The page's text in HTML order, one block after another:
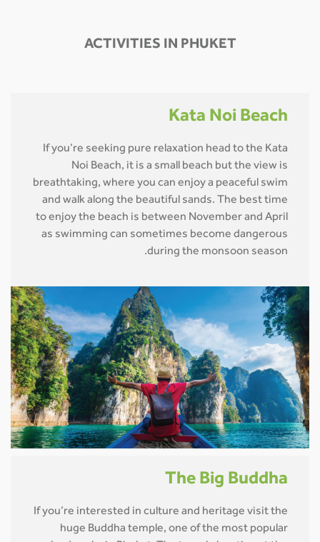
ACTIVITIES IN PHUKET
Kata Noi Beach
If you’re seeking pure relaxation head to the Kata
Noi Beach, it is a small beach but the view is
breathtaking, where you can enjoy a peaceful swim
and walk along the beautiful sands. The best time
to enjoy the beach is between November and April
as swimming can sometimes become dangerous
during the monsoon season.
The Big Buddha
If you’re interested in culture and heritage visit the
huge Buddha temple, one of the most popular